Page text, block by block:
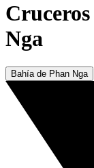
Nga
Bahía de Phan Nga